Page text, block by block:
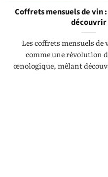
Coffrets mensuels de vin
découvrir
Les coffrets mensuels de
comme une révolution
œnologique, mêlant